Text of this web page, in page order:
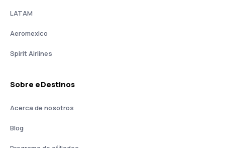
LATAM
Aeromexico
Spirit Airlines
Sobre eDestinos
Acerca de nosotros
Blog